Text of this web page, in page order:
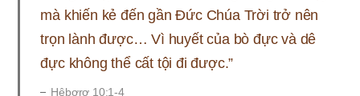
mà khiến kẻ đến gần Đức Chúa Trời trở nên
trọn lành được… Vì huyết của bò đực và dê
đực không thể cất tội đi được.”
Hêbơrơ 10:1-4